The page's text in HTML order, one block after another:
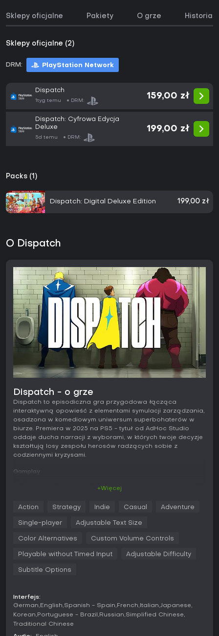
Sklepy oficjalne Pakiety O grze Historia
Sklepy oficjalne (2)
DRM: PlayStation Network
Dispatch
1tyg temu DRM:
159,00 zł
Dispatch: Cyfrowa Edycja
Deluxe
5d temu DRM:
199,00 zł
Packs (1)
Dispatch: Digital Deluxe Edition 199,00 zł
O Dispatch
Dispatch - o grze
Dispatch to episodiczna gra przygodowa łącząca
interaktywną opowieść z elementami symulacji zarządzania,
osadzona w komediowym uniwersum superbohaterów w
biurze. Premiera w 2025 na PS5 - tytuł od AdHoc Studio
oddaje ducha narracji z wyborami, w których twoje decyzje
kształtują losy zespołu herosów radzących sobie z
codziennymi kryzysami.
Gamplay
ekipą superbohaterów, podejmując decyzje w czasie
postaciami. Główna pętla rozgrywki skupia się na ocenie
sytuacji, przydzielaniu herosów według ich umiejętności
wybory w dialogach i segmenty łamigłówek. Te mechaniki
a każdy odcinek rozwija poprzednie wybory w
reagowanie na nieoczekiwane wydarzenia wymagające
błyskawicznego myślenia. Łamigłówki splatają się z fabułą,
każąc łączyć wskazówki z komunikatów czy detali
otoczenia, by efektywnie rozwiązywać konflikty.
+Więcej
Action Strategy Indie Casual Adventure
Single-player Adjustable Text Size
Color Alternatives Custom Volume Controls
Playable without Timed Input Adjustable Difficulty
Subtitle Options
Interfejs:
German English Spanish - Spain French Italian Japanese
Korean Portuguese - Brazil Russian Simplified Chinese
Traditional Chinese